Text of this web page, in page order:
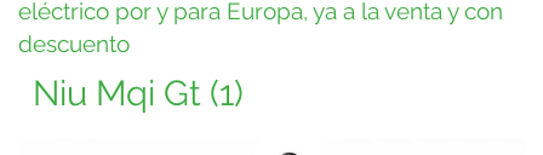
eléctrico por y para Europa, ya a la venta y con
descuento
Niu Mqi Gt (1)